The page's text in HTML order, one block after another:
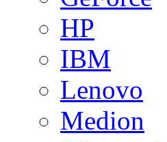
HP
IBM
Lenovo
Medion